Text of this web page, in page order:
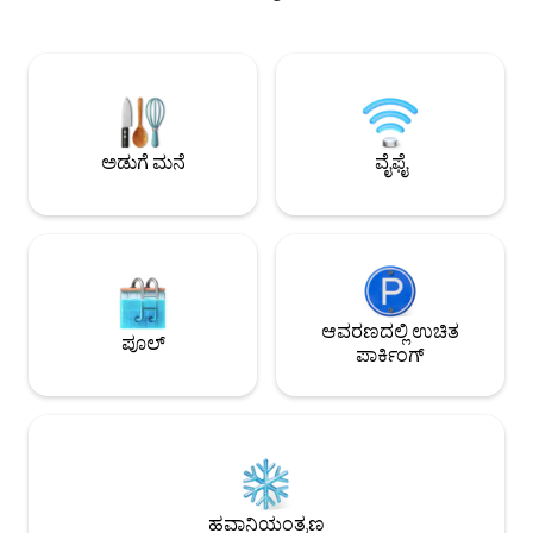
ಕುಶಲಕರ್ಮಿಗಳು, ಹೈಕಿಂಗ್/ಬೈಕಿಂಗ್ ಟ್ರೇಲ್‌ಗಳು,
ಅನನ್ಯ ಅಂಗಡಿಗಳು, ಗಾಲ್ಫ್ ಕೋರ್ಸ್‌ಗಳನ್ನು ಅನ್ವೇಷಿಸಿ.
ಗೆಜೆಬೊದಲ್ಲಿ ಪ್ರೈವೇಟ್
ಮತ್ತು ಹೆಚ್ಚಿನದನ್ನು
ಸ್ನೋಮೊಬೈಲ್ ಸ್ನೇಹಿ!
ಅಡುಗೆ ಮನೆ ವೈಫೈ
ಪೂಲ್
ಆವರಣದಲ್ಲಿ ಉಚಿತ
ಪಾರ್ಕಿಂಗ್
ಹವಾನಿಯಂತ್ರಣ